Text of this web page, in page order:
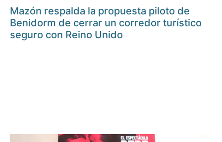
Mazón respalda la propuesta piloto de
Benidorm de cerrar un corredor turístico
seguro con Reino Unido